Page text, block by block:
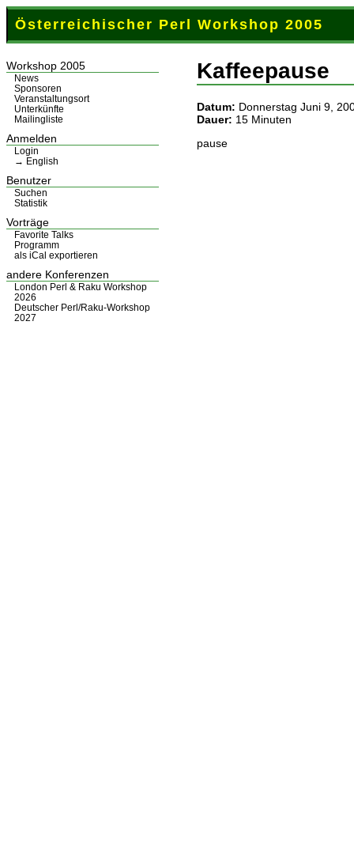
Österreichischer Perl Workshop 2005
Kaffeepause
Datum: Donnerstag Juni 9,
Dauer: 15 Minuten
pause
Workshop 2005
News
Sponsoren
Veranstaltungsort
Unterkünfte
Mailingliste
Anmelden
Login
→ English
Benutzer
Suchen
Statistik
Vorträge
Favorite Talks
Programm
als iCal exportieren
andere Konferenzen
London Perl & Raku Workshop
2026
Deutscher Perl/Raku-Workshop
2027